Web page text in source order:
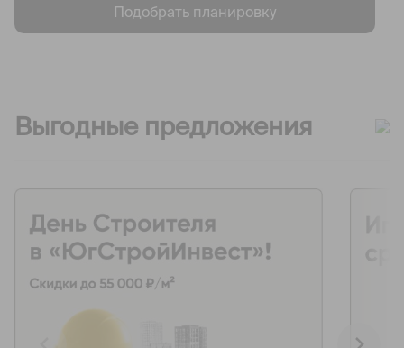
Подобрать планировку
Выгодные предложения